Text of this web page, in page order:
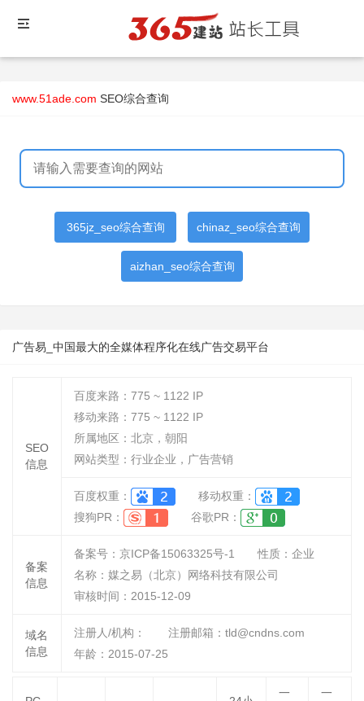
www.51ade.com SEO综合查询
365jz_seo综合查询 chinaz_seo综合查询
aizhan_seo综合查询
广告易_中国最大的全媒体程序化在线广告交易平台
SEO
信息
百度来路： 775 ~ 1122 IP
移动来路： 775 ~ 1122 IP
所属地区：北京，朝阳
网站类型：行业企业，广告营销
百度权重：
移动权重：
搜狗PR：
谷歌PR：
备案
信息
备案号：京ICP备15063325号-1 性质： 企业
名称： 媒之易（北京）网络科技有限公司
审核时间： 2015-12-09
域名
信息
注册人/机构：
注册邮箱：tld@cndns.com
年龄：2015-07-25
一
一